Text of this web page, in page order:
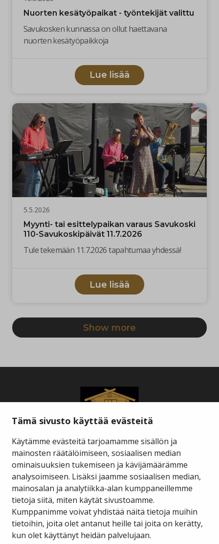
Tämä sivusto käyttää evästeitä
Käytämme evästeitä tarjoamamme sisällön ja
mainosten räätälöimiseen, sosiaalisen median
ominaisuuksien tukemiseen ja kävijämäärämme
analysoimiseen. Lisäksi jaamme sosiaalisen median,
mainosalan ja analytiikka-alan kumppaneillemme
tietoja siitä, miten käytät sivustoamme.
Kumppanimme voivat yhdistää näitä tietoja muihin
tietoihin, joita olet antanut heille tai joita on kerätty,
kun olet käyttänyt heidän palvelujaan.
Nuorten kesätyöpaikat - työntekijät valittu
Savukosken kunnassa on ollut haettavana
nuorten kesätyöpaikkoja
Lue lisää
5.5.2026
Myynti- tai esittelypaikan varaus Savukoski
110-Savukoskipäivät 11.7.2026
Tule tekemään 11.7.2026 tapahtumaa yhdessä!
Lue lisää
Savukosken kunta
Kauppakuja 2 A 1
98800 Savukoski
hallinto@savukoski.fi